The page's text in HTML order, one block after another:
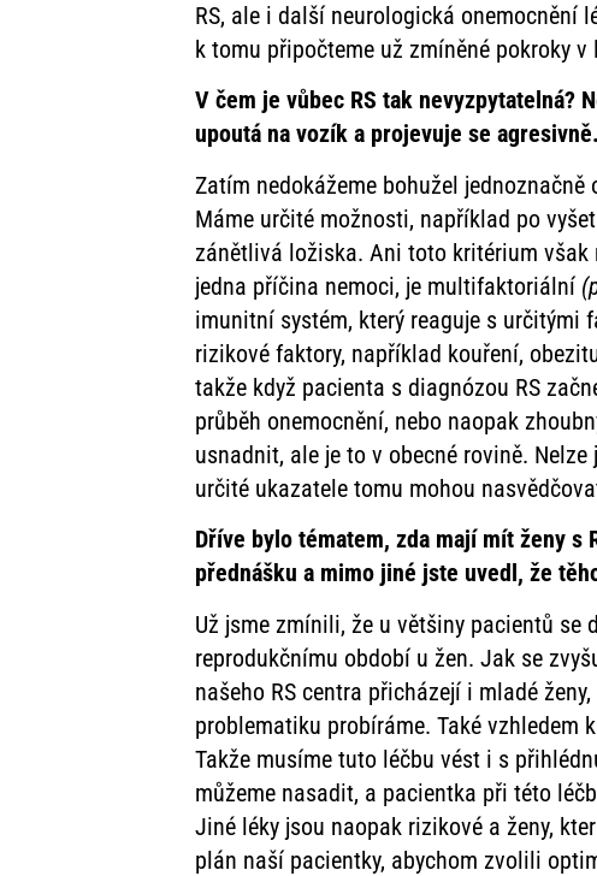
RS, ale i další neurologická onemocnění
k tomu připočteme už zmíněné pokroky
V čem je vůbec RS tak nevyzpytatelná?
upoutá na vozík a projevuje se
Zatím nedokážeme bohužel
Máme určité možnosti, například po
zánětlivá ložiska. Ani toto kritérium však
jedna příčina nemoci, je multifaktoriální
imunitní systém, který reaguje s
rizikové faktory, například kouření,
takže když pacienta s diagnózou RS
průběh onemocnění, nebo naopak
usnadnit, ale je to v obecné rovině.
určité ukazatele tomu mohou
Dříve bylo tématem, zda mají mít ženy s
přednášku a mimo jiné jste uvedl, že
Už jsme zmínili, že u většiny pacientů se
reprodukčnímu období u žen. Jak se
našeho RS centra přicházejí i mladé
problematiku probíráme. Také vzhledem
Takže musíme tuto léčbu vést i s
můžeme nasadit, a pacientka při této
Jiné léky jsou naopak rizikové a ženy,
plán naší pacientky, abychom zvolili